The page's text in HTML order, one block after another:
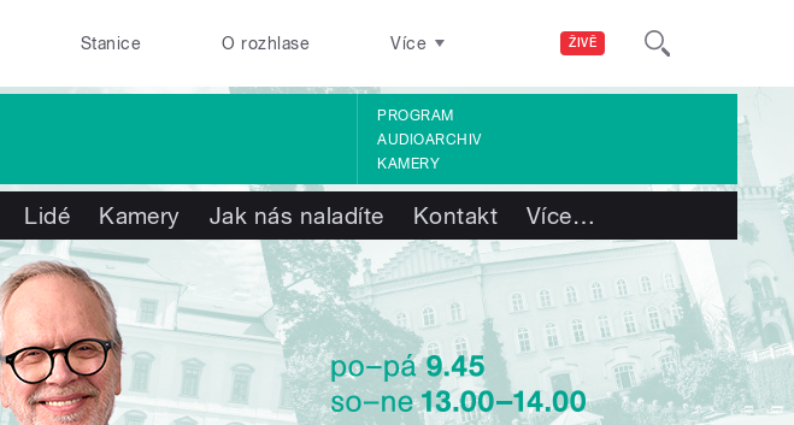
ŽIVĚ
Stanice O rozhlase Více
PROGRAM
AUDIOARCHIV
KAMERY
Lidé Kamery Jak nás naladíte Kontakt Více…